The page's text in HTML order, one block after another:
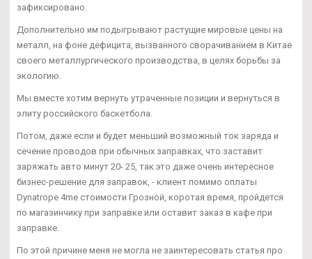
зафиксировано.
Дополнительно им подыгрывают растущие мировые цены на
металл, на фоне дефицита, вызванного сворачиванием в Китае
своего металлургического производства, в целях борьбы за
экологию.
Мы вместе хотим вернуть утраченные позиции и вернуться в
элиту российского баскетбола.
Потом, даже если и будет меньший возможный ток заряда и
сечение проводов при обычных заправках, что заставит
заряжать авто минут 20- 25, так это даже очень интересное
бизнес-решение для заправок, - клиент помимо оплаты
Dynatrope 4me стоимости Грозной, коротая время, пройдется
по магазинчику при заправке или оставит заказ в кафе при
заправке.
По этой причине меня не могла не заинтересовать статья про